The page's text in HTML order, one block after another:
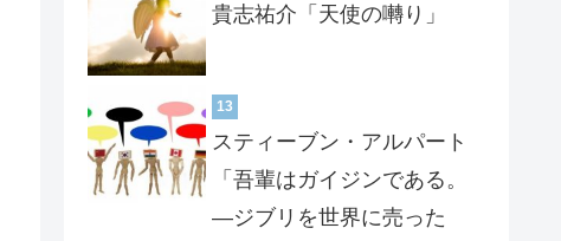
貴志祐介「天使の囀り」
13
スティーブン・アルパート
「吾輩はガイジンである。
―ジブリを世界に売った